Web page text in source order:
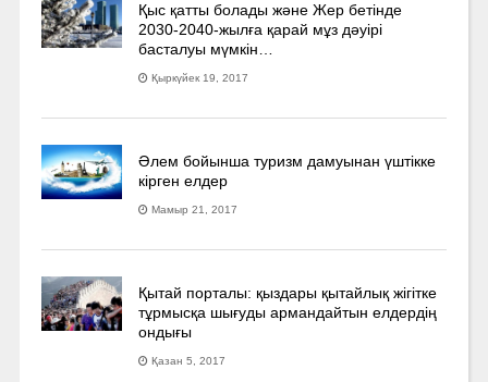
Қыс қатты болады және Жер бетінде
2030-2040­-жылға қарай мұз дәуірі
басталуы мүмкін…
Қыркүйек 19, 2017
Әлем бойынша туризм дамуынан үштікке
кірген елдер
Мамыр 21, 2017
Қытай порталы: қыздары қытайлық жігітке
тұрмысқа шығуды армандайтын елдердің
ондығы
Қазан 5, 2017